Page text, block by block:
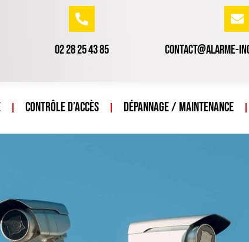
02 28 25 43 85 contact@alarme-
Contrôle d’accès Dépannage / Maintenance